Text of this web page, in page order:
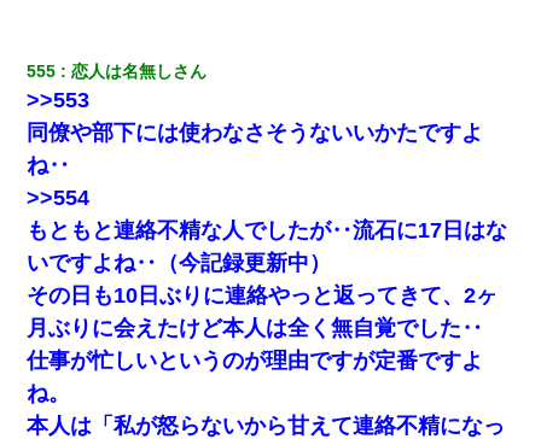
放置子が病院送りになったらしい → 俺（二度と帰ってくるなよ…
嫁を半身不随にしやがった恨みは、正直こんなもんじゃ晴れな
い）
居酒屋にて。兄の紹介者「お酒飲みなって」私「未成年なので無
理です！」酷すぎるワードの連発で、耐えきれず店員に5千円を渡
し「お勘定です。逃がして下さい」その後、録音内容を父に聞か
せたら...
嫁に不倫されたから嫁と不倫相手に1000万の慰謝料請求した
裁判官「お互いに最後に言いたいことはありますか」バカ夫
「…」A「夫を一発殴らせてほしい」裁判官「どうぞ」
555 恋人は名無しさん
>>553
同僚や部下には使わなさそうないいかたですよ
ね‥
>>554
もともと連絡不精な人でしたが‥流石に17日はな
いですよね‥（今記録更新中）
その日も10日ぶりに連絡やっと返ってきて、2ヶ
月ぶりに会えたけど本人は全く無自覚でした‥
仕事が忙しいというのが理由ですが定番ですよ
ね。
本人は「私が怒らないから甘えて連絡不精になっ